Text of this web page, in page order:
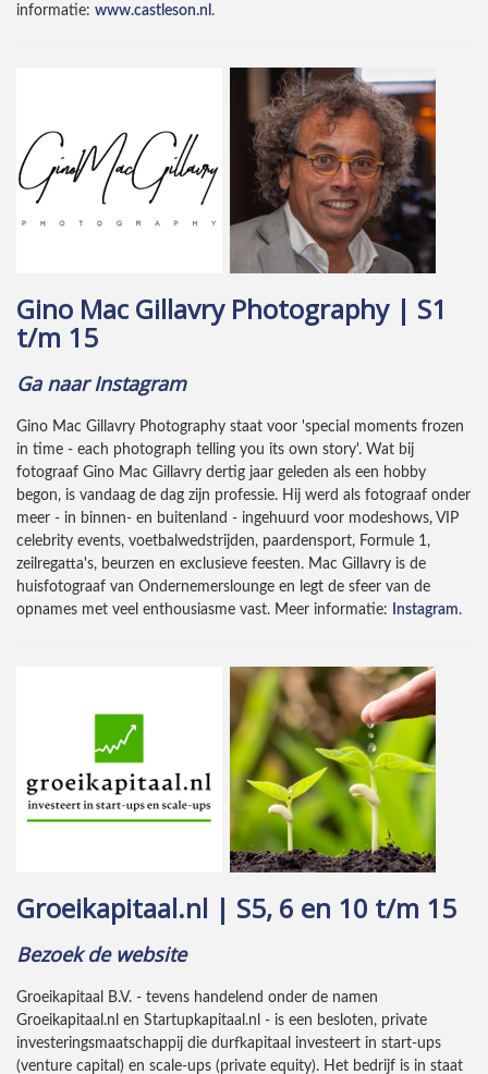
informatie: www.castleson.nl .
Gino Mac Gillavry Photography | S1
t/m 15
Ga naar Instagram
Gino Mac Gillavry Photography staat voor 'special moments frozen
in time - each photograph telling you its own story'. Wat bij
fotograaf Gino Mac Gillavry dertig jaar geleden als een hobby
begon, is vandaag de dag zijn professie. Hij werd als fotograaf onder
meer - in binnen- en buitenland - ingehuurd voor modeshows, VIP
celebrity events, voetbalwedstrijden, paardensport, Formule 1,
zeilregatta's, beurzen en exclusieve feesten. Mac Gillavry is de
huisfotograaf van Ondernemerslounge en legt de sfeer van de
opnames met veel enthousiasme vast. Meer informatie:
Instagram.
Groeikapitaal.nl | S5, 6 en 10 t/m 15
Bezoek de website
Groeikapitaal B.V. - tevens handelend onder de namen
Groeikapitaal.nl en Startupkapitaal.nl - is een besloten, private
investeringsmaatschappij die durfkapitaal investeert in start-ups
(venture capital) en scale-ups (private equity). Het bedrijf is in staat